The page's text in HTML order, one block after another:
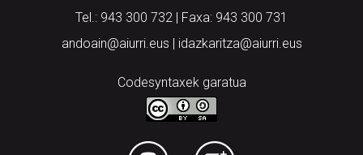
Tel.: 943 300 732 | Faxa: 943 300 731
andoain@aiurri.eus | idazkaritza@aiurri.eus
Codesyntaxek garatua